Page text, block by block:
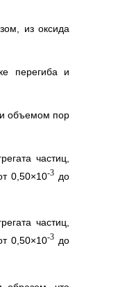
из оксида
перегиба и
и объемом пор
частиц,
0,50×10-3до
частиц,
0,50×10-3до